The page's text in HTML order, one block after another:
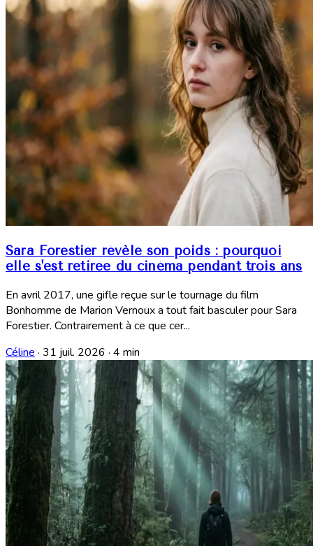
Sara Forestier révèle son poids : pourquoi
elle s'est retirée du cinéma pendant trois ans
En avril 2017, une gifle reçue sur le tournage du film
Bonhomme de Marion Vernoux a tout fait basculer pour Sara
Forestier. Contrairement à ce que cer...
Céline · 31 juil. 2026 · 4 min